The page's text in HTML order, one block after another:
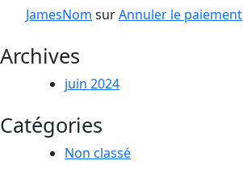
JamesNom surAnnuler le paiement
Archives
juin 2024
Catégories
Non classé